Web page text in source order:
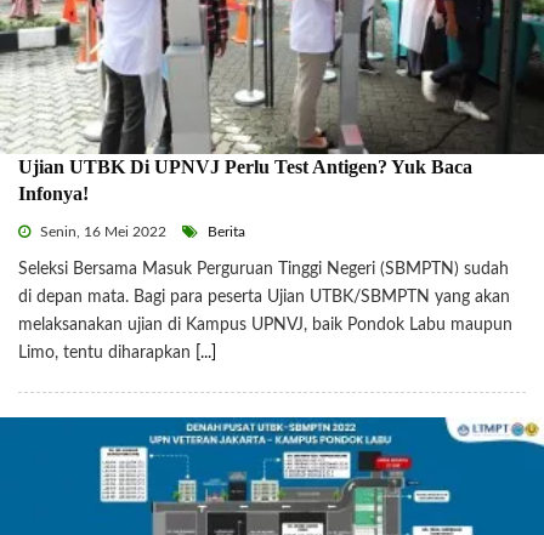
Ujian UTBK Di UPNVJ Perlu Test Antigen? Yuk Baca
Infonya!
Senin, 16 Mei 2022 Berita
Seleksi Bersama Masuk Perguruan Tinggi Negeri (SBMPTN) sudah
di depan mata. Bagi para peserta Ujian UTBK/SBMPTN yang akan
melaksanakan ujian di Kampus UPNVJ, baik Pondok Labu maupun
Limo, tentu diharapkan
[...]